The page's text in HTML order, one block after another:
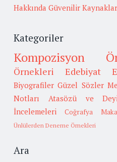
Hakkında Güvenilir
Kategoriler
Kompozisyon
Örnekleri
Edebiyat
Biyografiler Güzel Sözler
Notları
Atasözü ve
İncelemeleri
Coğrafya
Ünlülerden Deneme Örnekleri
Ara